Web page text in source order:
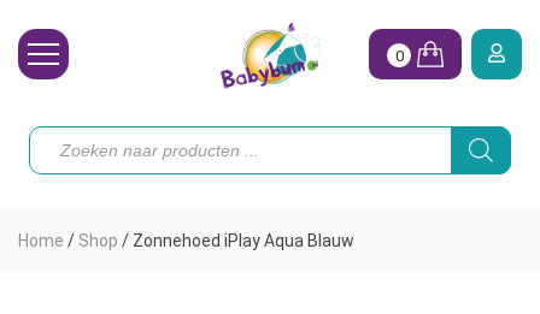
Toebehoren
0
Producten
zoeken
Home / Shop / Zonnehoed iPlay Aqua Blauw